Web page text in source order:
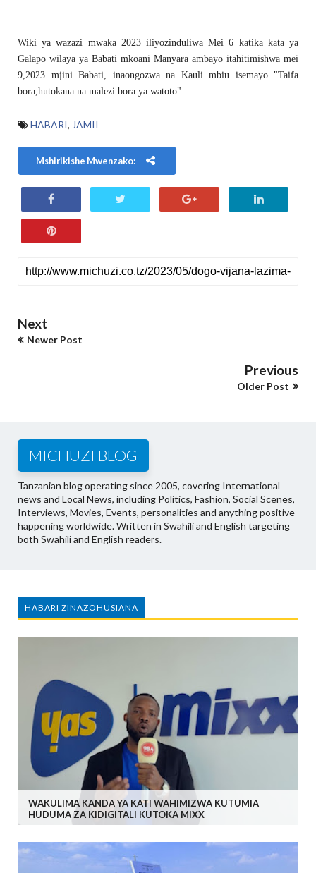
Wiki ya wazazi mwaka 2023 iliyozinduliwa Mei 6 katika kata ya
Galapo wilaya ya Babati mkoani Manyara ambayo itahitimishwa mei
9,2023 mjini Babati, inaongozwa na Kauli mbiu isemayo "Taifa
bora,hutokana na malezi bora ya watoto".
HABARI, JAMII
Mshirikishe Mwenzako:
Next
Newer Post
Previous
Older Post
MICHUZI BLOG
Tanzanian blog operating since 2005, covering International
news and Local News, including Politics, Fashion, Social Scenes,
Interviews, Movies, Events, personalities and anything positive
happening worldwide. Written in Swahili and English targeting
both Swahili and English readers.
HABARI ZINAZOHUSIANA
WAKULIMA KANDA YA KATI WAHIMIZWA KUTUMIA
HUDUMA ZA KIDIGITALI KUTOKA MIXX